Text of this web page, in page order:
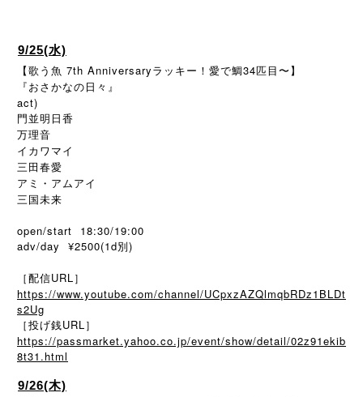
9/25(水)
【歌う魚 7th Anniversaryラッキー！愛で鯛34匹目〜】
『おさかなの日々』
act)
門並明日香
万理音
イカワマイ
三田春愛
アミ・アムアイ
三国未来
open/start 18:30/19:00
adv/day ¥2500(1d別)
［配信URL］
https://www.youtube.com/channel/UCpxzAZQlmqbRDz1BLDt
s2Ug
［投げ銭URL］
https://passmarket.yahoo.co.jp/event/show/detail/02z91ekib
8t31.html
9/26(木)